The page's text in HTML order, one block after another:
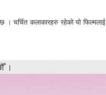
। चर्चित कलाकारहरु रहेको यो फिल्मलाई
।